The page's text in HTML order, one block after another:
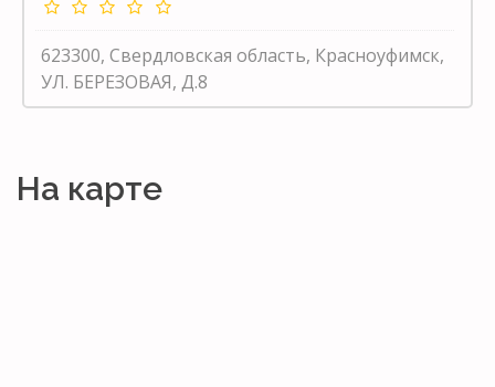
623300, Свердловская область, Красноуфимск,
УЛ. БЕРЕЗОВАЯ, Д.8
На карте